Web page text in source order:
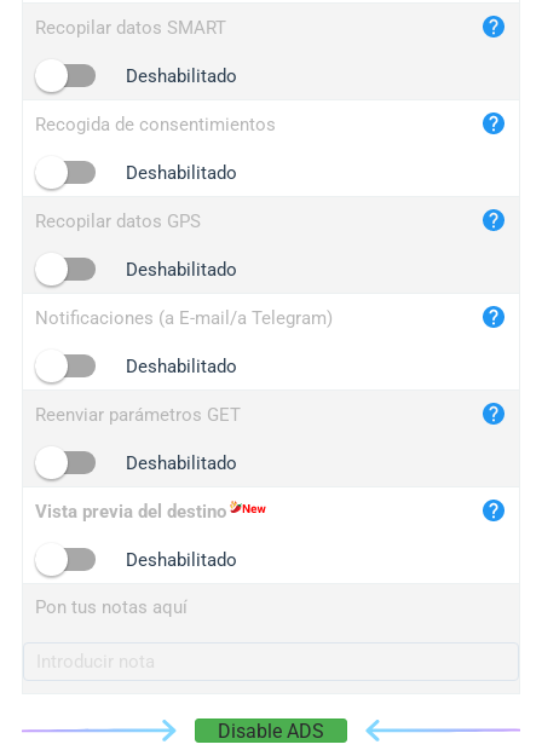
maper.info
2no.co
yip.su
iplogger.info
Recopilar datos SMART
Deshabilitado
Recogida de consentimientos
Deshabilitado
Recopilar datos GPS
Deshabilitado
Notificaciones (a E-mail/a Telegram)
Deshabilitado
Reenviar parámetros GET
Deshabilitado
Vista previa del destino
Deshabilitado
Pon tus notas aquí
Disable ADS